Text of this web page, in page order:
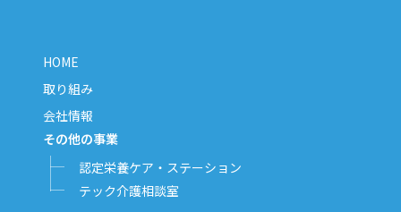
HOME
取り組み
会社情報
その他の事業
認定栄養ケア・ステーション
テック介護相談室